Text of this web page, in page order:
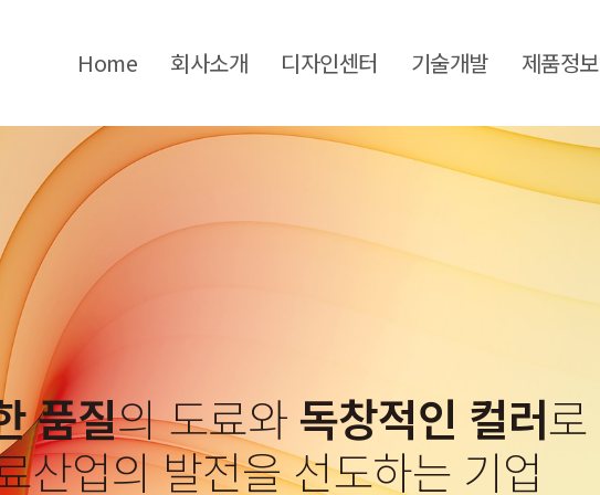
Home 회사소개 디자인센터 기술개발 제품정보
품질의 도료와 독창적인 컬러로
산업의 발전을 선도하는 기업